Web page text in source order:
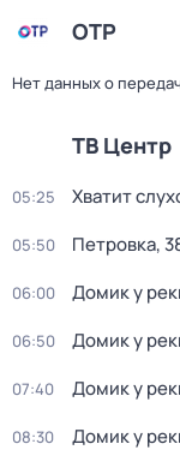
ОТР
Нет данных о
ТВ Центр
05:25 Хватит
05:50 Петровка,
06:00 Домик у
06:50 Домик у
07:40 Домик у
08:30 Домик у